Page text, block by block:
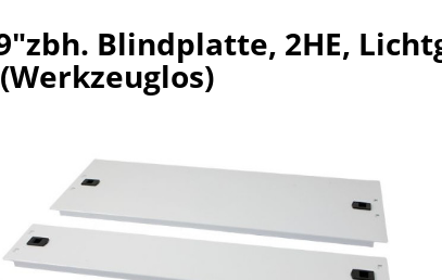
Blindplatte, 2HE,